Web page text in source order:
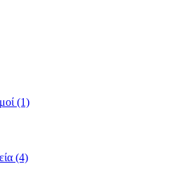
(1)
(4)